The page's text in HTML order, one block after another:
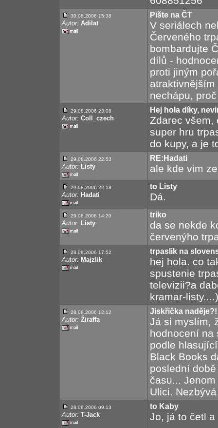
30.08.2006 15:38
Autor: Adilat
Pište na ČT
V seriálech
Červeného
bombardujte
dílů -
proti jiným
nechápu,
29.08.2006 23:08
Autor: Coll_czech
Hej hola díky,
Zdarec všem,
super hru
do kupy, a je
29.08.2006 22:53
Autor: Listy
RE:Hadati
ale kde vim
29.08.2006 22:18
Autor: Hadati
to Listy
Dá.
29.08.2006 14:20
Autor: Listy
triko
da se nekde
červenýho
28.08.2006 17:52
Autor: Majzlik
trpaslik na
hej hola. co
spustenie
televizii?a
kramar-
28.08.2006 12:12
Autor: Žiraffa
Jiskřička naděje?!
Já si myslím,
hodnocení na
podle
Black Books
poslední
času...
Ulici.
28.08.2006 09:13
Autor: T-Jack
to Kaby
Jo, já to četl